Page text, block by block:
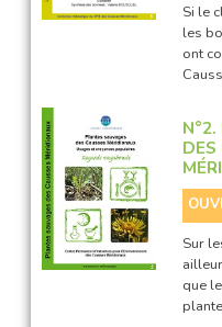
Si le
les
ont
DES
Sur
que